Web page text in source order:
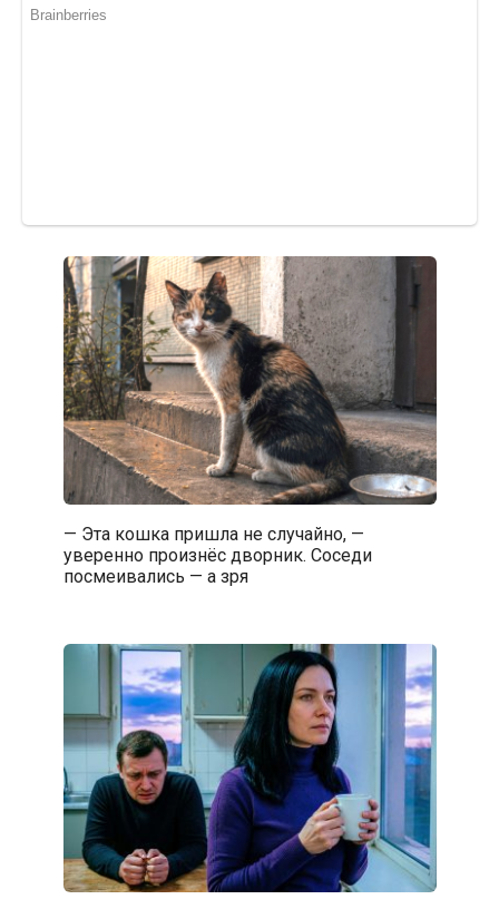
— Эта кошка пришла не случайно, —
уверенно произнёс дворник. Соседи
посмеивались — а зря